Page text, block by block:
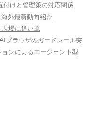
付けと管理策の対応関係
外最新動向紹介
現場に追い風
ブラウザのガードレール突
ンによるエージェント型